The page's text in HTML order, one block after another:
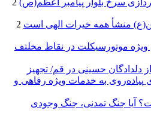
سرخ بلوار پیامبر اعظم(ص) 2
منشأ همه خیرات الهی است 2
ویژه موتورسیکلت در نقاط مخلتف
دلدادگان حسینی در قم/ تجهیز
پیاده‌روی به خدمات ویژه رفاهی و
آیا جنگ تمدنی، جنگ وجودی